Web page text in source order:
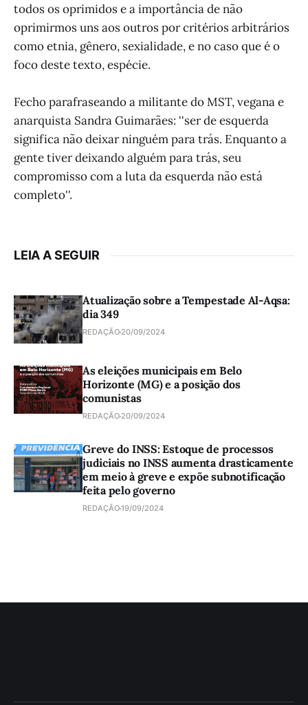
todos os oprimidos e a importância de não
oprimirmos uns aos outros por critérios arbitrários
como etnia, gênero, sexialidade, e no caso que é o
foco deste texto, espécie.
Fecho parafraseando a militante do MST, vegana e
anarquista Sandra Guimarães: ''ser de esquerda
significa não deixar ninguém para trás. Enquanto a
gente tiver deixando alguém para trás, seu
compromisso com a luta da esquerda não está
completo''.
LEIA A SEGUIR
Atualização sobre a Tempestade Al-Aqsa:
dia 349
REDAÇÃO 20/09/2024
As eleições municipais em Belo
Horizonte (MG) e a posição dos
comunistas
REDAÇÃO 20/09/2024
Greve do INSS: Estoque de processos
judiciais no INSS aumenta drasticamente
em meio à greve e expõe subnotificação
feita pelo governo
REDAÇÃO19/09/2024